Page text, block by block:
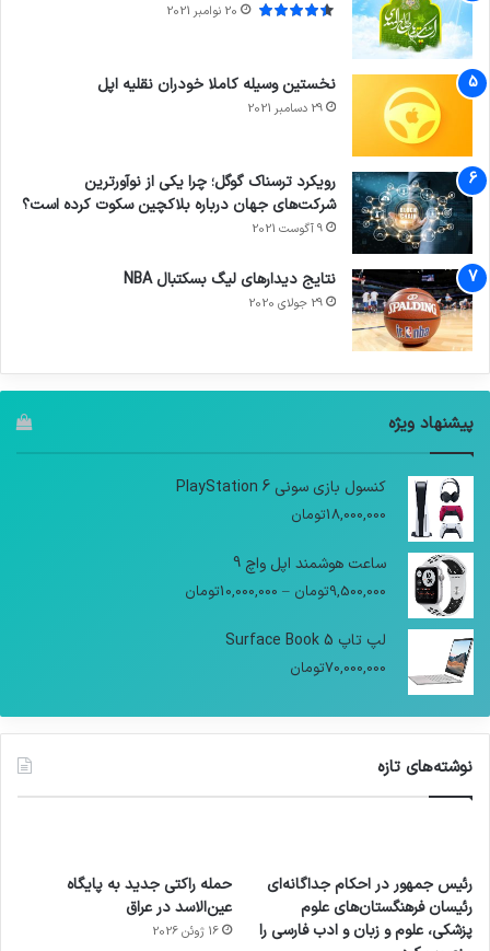
20 نوامبر 2021
نخستین وسیله کاملا خودران نقلیه اپل
29 دسامبر 2021
رویکرد ترسناک گوگل؛ چرا یکی از نوآورترین
شرکت‌های جهان درباره بلاکچین سکوت کرده است؟
9 آگوست 2021
نتایج دیدار‌های لیگ بسکتبال NBA
29 جولای 2020
پیشنهاد ویژه
کنسول بازی سونی PlayStation 6
18,000,000تومان
ساعت هوشمند اپل واچ 9
9,500,000تومان –
10,000,000تومان
لپ تاپ Surface Book 5
70,000,000تومان
نوشته‌های تازه
رئیس جمهور در احکام جداگانه‌ای
رئیسان فرهنگستان‌های علوم
پزشکی، علوم و زبان و ادب فارسی را
حمله راکتی جدید به پایگاه
عین‌الاسد در عراق
16 ژوئن 2026